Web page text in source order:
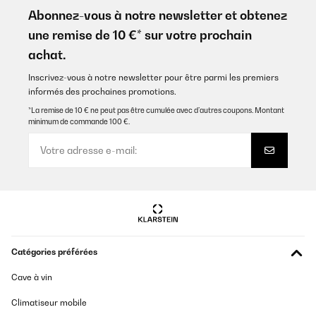
Abonnez-vous à notre newsletter et obtenez
une remise de 10 €* sur votre prochain
achat.
Inscrivez-vous à notre newsletter pour être parmi les premiers
informés des prochaines promotions.
*La remise de 10 € ne peut pas être cumulée avec d’autres coupons. Montant
minimum de commande 100 €.
Catégories préférées
Cave à vin
Climatiseur mobile